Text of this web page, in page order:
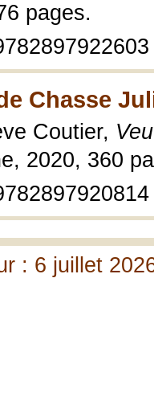
pages.
Chasse
Coutier,
2020, 360
: 6 juillet